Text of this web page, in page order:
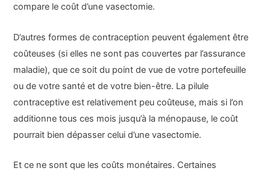
compare le coût d’une vasectomie.
D’autres formes de contraception peuvent également être
coûteuses (si elles ne sont pas couvertes par l’assurance
maladie), que ce soit du point de vue de votre portefeuille
ou de votre santé et de votre bien-être. La pilule
contraceptive est relativement peu coûteuse, mais si l’on
additionne tous ces mois jusqu’à la ménopause, le coût
pourrait bien dépasser celui d’une vasectomie.
Et ce ne sont que les coûts monétaires. Certaines